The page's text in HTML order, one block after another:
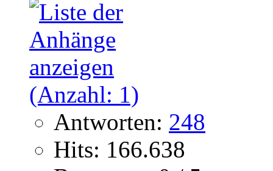
Antworten: 248
Hits: 166.638